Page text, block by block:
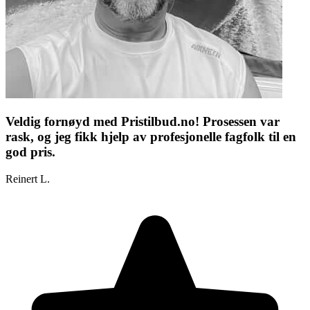
Veldig fornøyd med Pristilbud.no! Prosessen var
rask, og jeg fikk hjelp av profesjonelle fagfolk til en
god pris.
Reinert L.